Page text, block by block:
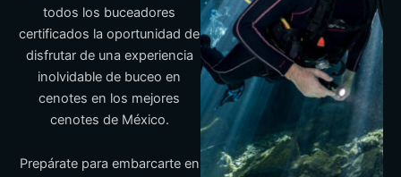
todos los buceadores
certificados la oportunidad de
disfrutar de una experiencia
inolvidable de buceo en
cenotes en los mejores
cenotes de México.
Prepárate para embarcarte en